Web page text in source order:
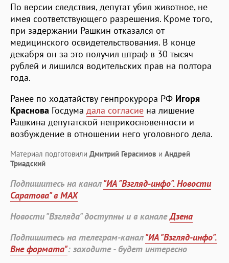
По версии следствия, депутат убил животное, не
имея соответствующего разрешения. Кроме того,
при задержании Рашкин отказался от
медицинского освидетельствования. В конце
декабря он за это получил штраф в 30 тысяч
рублей и лишился водительских прав на полтора
года.
Ранее по ходатайству генпрокурора РФ Игоря
Краснова Госдума дала согласие на лишение
Рашкина депутатской неприкосновенности и
возбуждение в отношении него уголовного дела.
Материал подготовили Дмитрий Герасимов и Андрей
Триадский
Подпишитесь на канал"ИА "Взгляд-инфо". Новости
Саратова" в MAX
Новости "Взгляда" доступны и в каналеДзена
Подпишитесь на телеграм-канал"ИА "Взгляд-инфо".
Вне формата": заходите - будет интересно